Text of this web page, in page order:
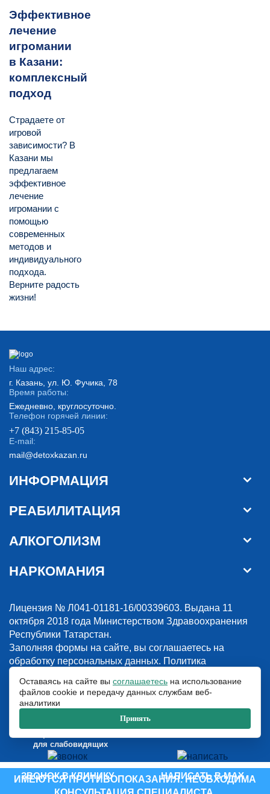
Эффективное
лечение
игромании
в Казани:
комплексный
подход
Страдаете от
игровой
зависимости? В
Казани мы
предлагаем
эффективное
лечение
игромании с
помощью
современных
методов и
индивидуального
подхода.
Верните радость
жизни!
Наш адрес:
г. Казань, ул. Ю. Фучика, 78
Время работы:
Ежедневно, круглосуточно.
Телефон горячей линии:
+7 (843) 215-85-05
E-mail:
mail@detoxkazan.ru
ИНФОРМАЦИЯ
РЕАБИЛИТАЦИЯ
АЛКОГОЛИЗМ
НАРКОМАНИЯ
Лицензия № Л041-01181-16/00339603. Выдана 11
октября 2018 года Министерством Здравоохранения
Республики Татарстан.
Заполняя формы на сайте, вы соглашаетесь на
обработку персональных данных. Политика
© 2018-2026. Наркологическая клиника “Detox”. Все права защищены.
Указанные на сайте цены и информация имеют информационный
характер и не являются публичной офертой.
ООО «Детокс», ИНН 1660311156, ОГРН 1181690030708
для слабовидящих
ИМЕЮТСЯ ПРОТИВОПОКАЗАНИЯ. НЕОБХОДИМА
ЗВОНОК В КЛИНИКУ НАПИСАТЬ В MAX
Оставаясь на сайте вы соглашаетесь на использование
файлов cookie и передачу данных службам веб-
аналитики
Принять